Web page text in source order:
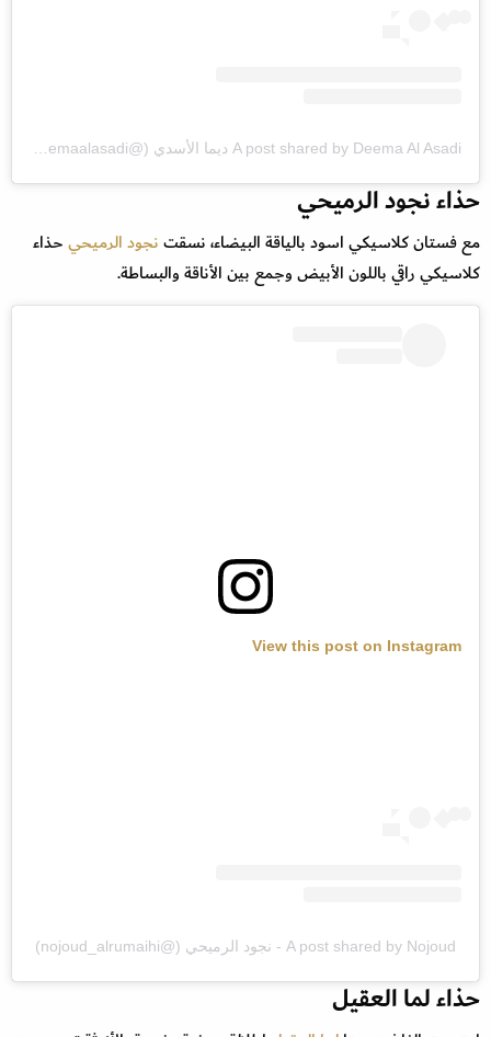
A post shared by Deema Al Asadi ديما الأسدي (@deemaalasadi)
حذاء نجود الرميحي
مع فستان كلاسيكي اسود بالياقة البيضاء، نسقتنجود الرميحيحذاء
كلاسيكي راقي باللون الأبيض وجمع بين الأناقة والبساطة.
View this post on Instagram
A post shared by Nojoud - نجود الرميحي (@nojoud_alrumaihi)
حذاء لما العقيل